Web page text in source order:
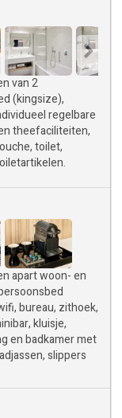
van 2
(kingsize),
regelbare
theefaciliteiten,
toilet,
apart woon- en
bureau, zithoek,
kluisje,
en badkamer met
slippers